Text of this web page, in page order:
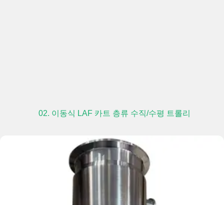
02. 이동식 LAF 카트 층류 수직/수평 트롤리